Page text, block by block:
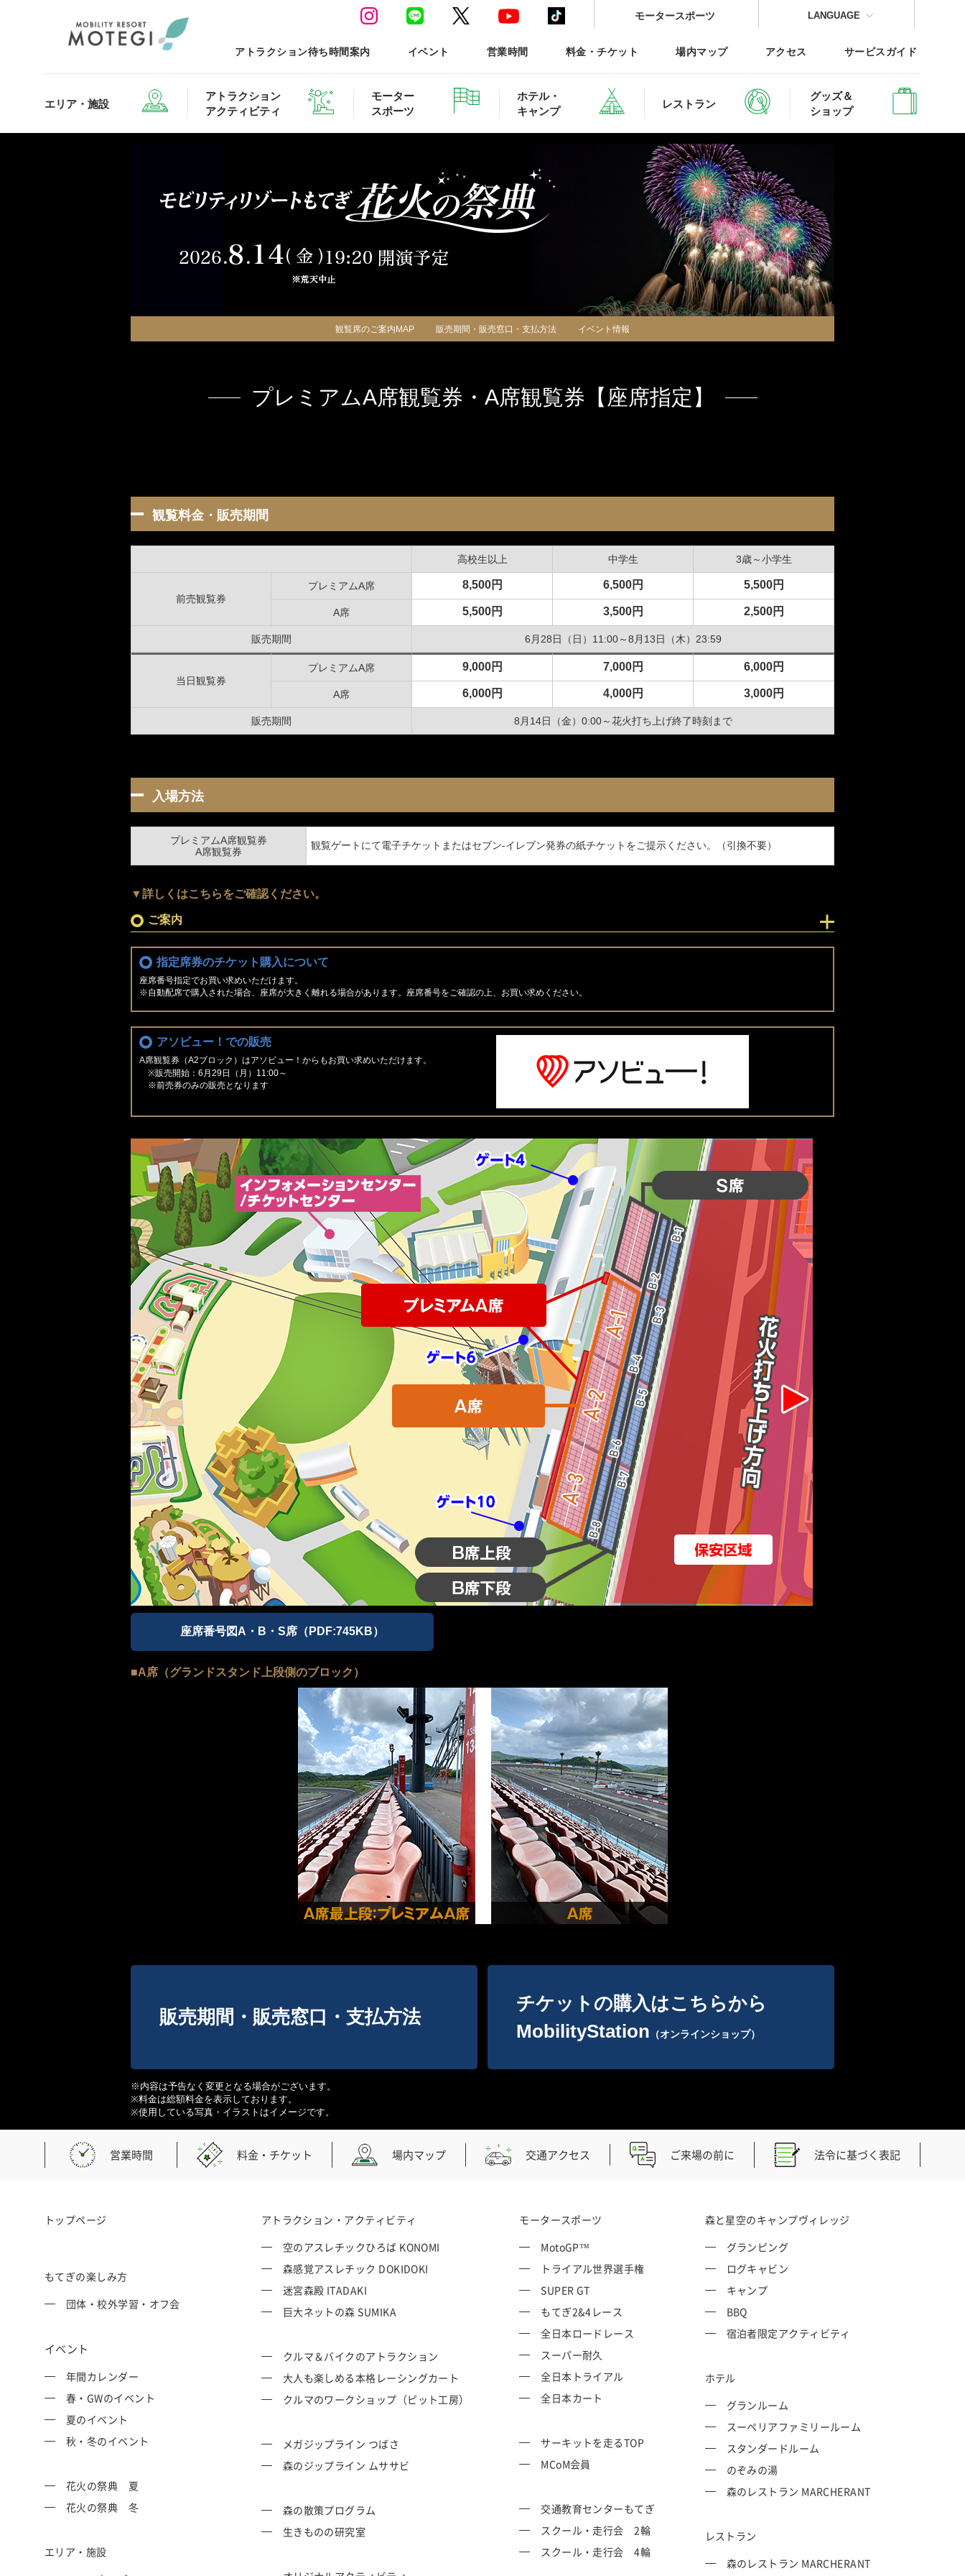
モータースポーツ LANGUAGE
アトラクション待ち時間案内 イベント 営業時間 料金・チケット 場内マップ アクセス サービスガイド
エリア・施設
アトラクション
アクティビティ
モーター
スポーツ
ホテル・
キャンプ
レストラン
グッズ＆
ショップ
エリア・施設TOP
モータースポーツ
アトラクション・アクティビティTOP
森感覚アスレチック DOKIDOKI 迷宮森殿 ITADAKI 巨大ネットの森 SUMIKA
森の空中散歩（ジップライン） もてぎの楽しみ方
モータースポーツTOP
もてぎ2&4レース 全日本ロードレース スーパー耐久
K-TAI Motoフェスティバル もてぎチャンピオンカップ
もてぎショートコース もてぎカートレース ジムカーナ
スクール・走行会 2輪 スクール・走行会 4輪 MCoM会員 レースオフィシャル募集
ホテル・グランピング ご予約
森と星空のキャンプヴィレッジTOP
グランピング
期間限定スペシャルプラン
ハローウッズサイトTOP
ハローウッズキャンプ
アクティビティ（自然体験・キャン
レストランTOP
カフェテリア オーク 森のジェラテリア ROCCO 森のキッチン どんぐり
グッズ＆ショップTOP
グッズ・ショップ情報 オンラインショップ
観覧席のご案内MAP 販売期間・販売窓口・支払方法 イベント情報
プレミアムA席観覧券・A席観覧券【座席指定】
観覧料金・販売期間
高校生以上 中学生 3歳～小学生
前売観覧券
プレミアムA席 8,500円 6,500円 5,500円
A席 5,500円 3,500円 2,500円
販売期間 6月28日（日）11:00～8月13日（木）23:59
当日観覧券
プレミアムA席 9,000円 7,000円 6,000円
A席 6,000円 4,000円 3,000円
販売期間 8月14日（金）0:00～花火打ち上げ終了時刻まで
入場方法
プレミアムA席観覧券
A席観覧券
観覧ゲートにて電子チケットまたはセブン-イレブン発券の紙チケットをご提示ください。（引換不要）
▼詳しくはこちらをご確認ください。
ご案内
指定席券のチケット購入について
座席番号指定でお買い求めいただけます。
※自動配席で購入された場合、座席が大きく離れる場合があります。座席番号をご確認の上、お買い求めください。
アソビュー！での販売
A席観覧券（A2ブロック）はアソビュー！からもお買い求めいただけます。
※販売開始：6月29日（月）11:00～
※前売券のみの販売となります
座席番号図A・B・S席（PDF:745KB）
■A席（グランドスタンド上段側のブロック）
販売期間・販売窓口・支払方法
チケットの購入はこちらから
MobilityStation （オンラインショップ）
※内容は予告なく変更となる場合がございます。
※料金は総額料金を表示しております。
※使用している写真・イラストはイメージです。
営業時間 料金・チケット 場内マップ 交通アクセス ご来場の前に 法令に基づく表記
トップページ
もてぎの楽しみ方
団体・校外学習・オフ会
イベント
年間カレンダー
春・GWのイベント
夏のイベント
秋・冬のイベント
花火の祭典 夏
花火の祭典 冬
エリア・施設
アトラクション・アクティビティ
空のアスレチックひろば KONOMI
森感覚アスレチック DOKIDOKI
迷宮森殿 ITADAKI
巨大ネットの森 SUMIKA
クルマ＆バイクのアトラクション
大人も楽しめる本格レーシングカート
クルマのワークショップ（ピット工房）
メガジップライン つばさ
森のジップライン ムササビ
森の散策プログラム
生きものの研究室
モータースポーツ
MotoGP™
トライアル世界選手権
SUPER GT
もてぎ2&4レース
全日本ロードレース
スーパー耐久
全日本トライアル
全日本カート
サーキットを走るTOP
MCoM会員
交通教育センターもてぎ
スクール・走行会 2輪
スクール・走行会 4輪
森と星空のキャンプヴィレッジ
グランピング
ログキャビン
キャンプ
BBQ
宿泊者限定アクティビティ
ホテル
グランルーム
スーペリアファミリールーム
スタンダードルーム
のぞみの湯
森のレストラン MARCHERANT
レストラン
森のレストラン MARCHERANT